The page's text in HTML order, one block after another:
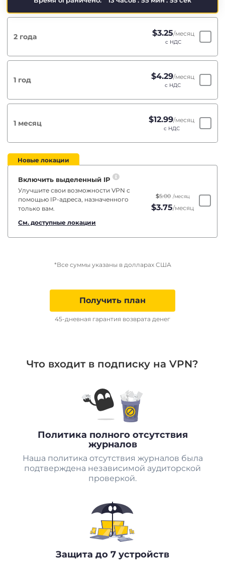
2 года $3.25/месяц
с НДС
1 год $4.29/месяц
с НДС
1 месяц $12.99/месяц
с НДС
Новые локации
Включить выделенный IP
Улучшите свои возможности VPN с
помощью IP-адреса, назначенного
только вам.
См. доступные локации
$5.00 /месяц
$3.75/месяц
*Все суммы указаны в долларах США
Получить план
45-дневная гарантия возврата денег
Что входит в подписку на VPN?
Политика полного отсутствия
журналов
Наша политика отсутствия журналов была
подтверждена независимой аудиторской
проверкой.
Защита до 7 устройств